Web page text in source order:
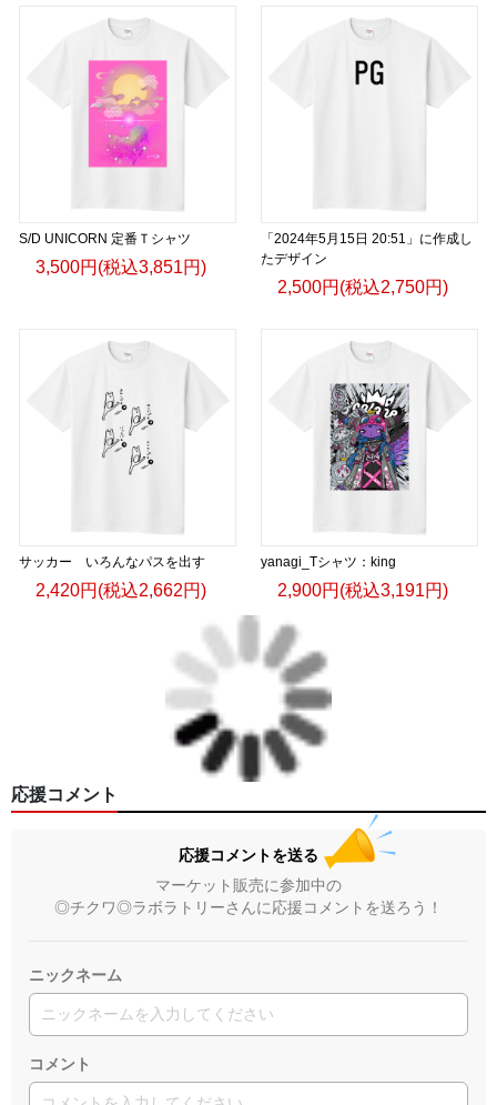
S/D UNICORN 定番Ｔシャツ
3,500円(税込3,851円)
「2024年5月15日 20:51」に作成し
たデザイン
2,500円(税込2,750円)
サッカー いろんなパスを出す
2,420円(税込2,662円)
yanagi_Tシャツ：king
2,900円(税込3,191円)
応援コメント
応援コメントを送る
マーケット販売に参加中の
◎チクワ◎ラボラトリーさんに応援コメントを送ろう！
ニックネーム
コメント